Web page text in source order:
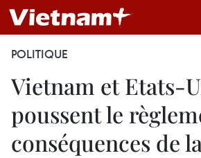
POLITIQUE
Vietnam et Etats-
poussent le
conséquences de